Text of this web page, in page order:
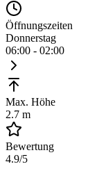
Öffnungszeiten
Donnerstag
06:00 - 02:00
Max. Höhe
2.7 m
Bewertung
4.9/5